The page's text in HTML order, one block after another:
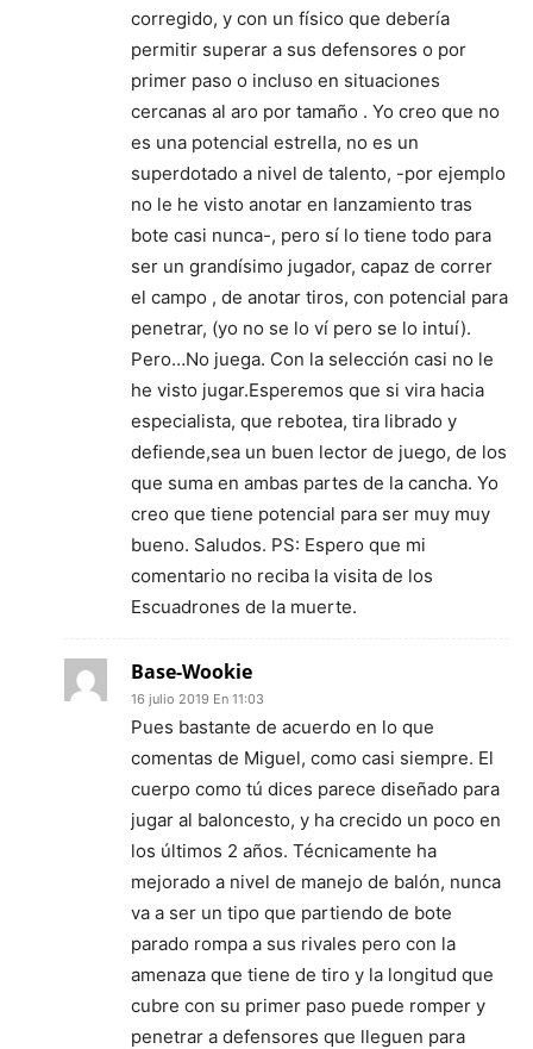
corregido, y con un físico que debería
permitir superar a sus defensores o por
primer paso o incluso en situaciones
cercanas al aro por tamaño . Yo creo que no
es una potencial estrella, no es un
superdotado a nivel de talento, -por ejemplo
no le he visto anotar en lanzamiento tras
bote casi nunca-, pero sí lo tiene todo para
ser un grandísimo jugador, capaz de correr
el campo , de anotar tiros, con potencial para
penetrar, (yo no se lo ví pero se lo intuí).
Pero…No juega. Con la selección casi no le
he visto jugar.Esperemos que si vira hacia
especialista, que rebotea, tira librado y
defiende,sea un buen lector de juego, de los
que suma en ambas partes de la cancha. Yo
creo que tiene potencial para ser muy muy
bueno. Saludos. PS: Espero que mi
comentario no reciba la visita de los
Escuadrones de la muerte.
Base-Wookie
16 julio 2019 En 11:03
Pues bastante de acuerdo en lo que
comentas de Miguel, como casi siempre. El
cuerpo como tú dices parece diseñado para
jugar al baloncesto, y ha crecido un poco en
los últimos 2 años. Técnicamente ha
mejorado a nivel de manejo de balón, nunca
va a ser un tipo que partiendo de bote
parado rompa a sus rivales pero con la
amenaza que tiene de tiro y la longitud que
cubre con su primer paso puede romper y
penetrar a defensores que lleguen para